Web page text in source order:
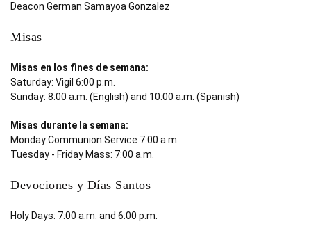
Deacon German Samayoa Gonzalez
Misas
Misas en los fines de semana:
Saturday: Vigil 6:00 p.m.
Sunday: 8:00 a.m. (English) and 10:00 a.m. (Spanish)
Misas durante la semana:
Monday Communion Service 7:00 a.m.
Tuesday - Friday Mass: 7:00 a.m.
Devociones y Días Santos
Holy Days: 7:00 a.m. and 6:00 p.m.